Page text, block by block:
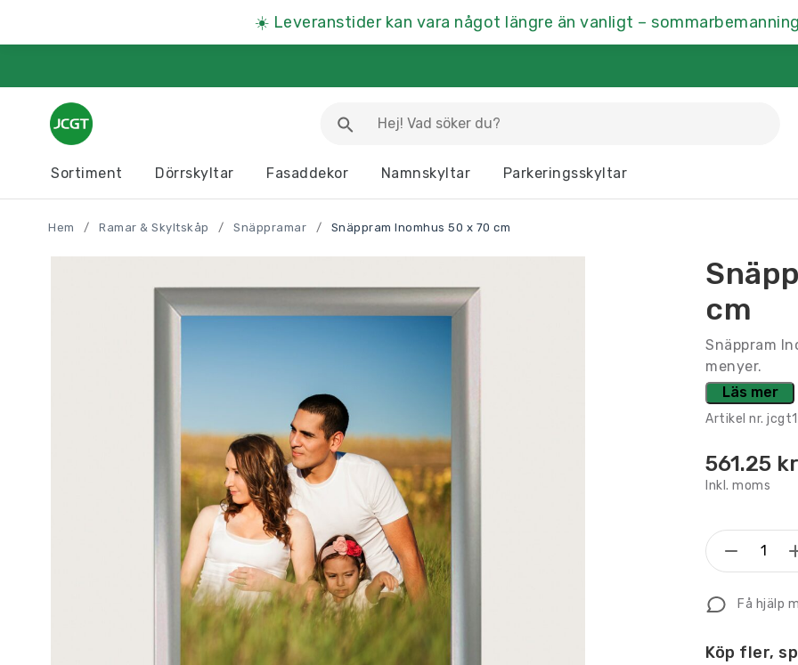
☀️ Leveranstider kan vara något längre än vanligt –
Sortiment
Informationstavlor
Kartor
Produkter A – Ö >>
Dörrskyltar Fasaddekor Namnskyltar Parkeringsskyltar
Hem / Ramar & Skyltskåp / Snäppramar / Snäppram Inomhus 50 x 70 cm
cm
Snäppram
menyer.
Läs mer
Artikel nr.
561.25 kr
Inkl. moms
x
cm
Få hjälp
Köp fler,